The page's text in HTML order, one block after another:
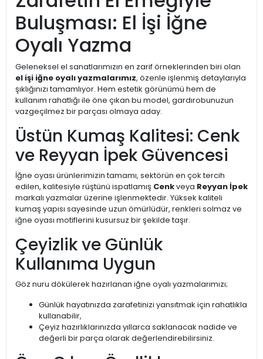
Buluşması: El İşi İğne
Oyalı Yazma
Geleneksel el sanatlarımızın en zarif örneklerinden biri olan
el işi iğne oyalı yazmalarımız, özenle işlenmiş detaylarıyla
şıklığınızı tamamlıyor. Hem estetik görünümü hem de
kullanım rahatlığı ile öne çıkan bu model, gardırobunuzun
vazgeçilmez bir parçası olmaya aday.
Üstün Kumaş Kalitesi: Cenk
ve Reyyan İpek Güvencesi
İğne oyası ürünlerimizin tamamı, sektörün en çok tercih
edilen, kalitesiyle rüştünü ispatlamış Cenkveya Reyyan İpek
markalı yazmalar üzerine işlenmektedir. Yüksek kaliteli
kumaş yapısı sayesinde uzun ömürlüdür, renkleri solmaz ve
iğne oyası motiflerini kusursuz bir şekilde taşır.
Çeyizlik ve Günlük
Kullanıma Uygun
Göz nuru dökülerek hazırlanan iğne oyalı yazmalarımızı;
Günlük hayatınızda zarafetinizi yansıtmak için rahatlıkla
kullanabilir,
Çeyiz hazırlıklarınızda yıllarca saklanacak nadide ve
değerli bir parça olarak değerlendirebilirsiniz.